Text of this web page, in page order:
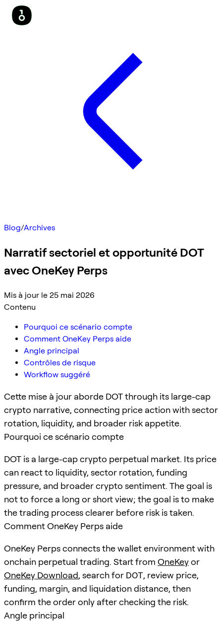
Blog/Archives
Narratif sectoriel et opportunité DOT
avec OneKey Perps
Mis à jour le 25 mai 2026
Contenu
Pourquoi ce scénario compte
Comment OneKey Perps aide
Angle principal
Contrôles de risque
Workflow suggéré
Cette mise à jour aborde DOT through its large-cap
crypto narrative, connecting price action with sector
rotation, liquidity, and broader risk appetite.
Pourquoi ce scénario compte
DOT is a large-cap crypto perpetual market. Its price
can react to liquidity, sector rotation, funding
pressure, and broader crypto sentiment. The goal is
not to force a long or short view; the goal is to make
the trading process clearer before risk is taken.
Comment OneKey Perps aide
OneKey Perps connects the wallet environment with
onchain perpetual trading. Start from OneKeyor
OneKey Download, search for DOT, review price,
funding, margin, and liquidation distance, then
confirm the order only after checking the risk.
Angle principal